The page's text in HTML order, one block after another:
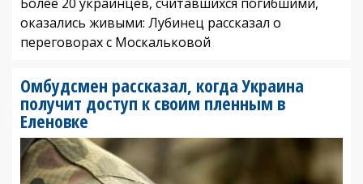
оказались живыми: Лубинец рассказал о
переговорах с Москальковой
Омбудсмен рассказал, когда Украина
получит доступ к своим пленным в
Еленовке